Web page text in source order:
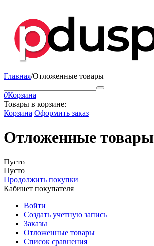
Главная/Отложенные товары
0Корзина
Товары в корзине:
Корзина Оформить заказ
Отложенные товары
Пусто
Пусто
Продолжить покупки
Кабинет покупателя
Войти
Создать учетную запись
Заказы
Отложенные товары
Список сравнения